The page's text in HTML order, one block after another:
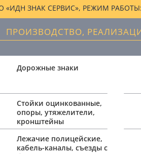
«ИДН ЗНАК СЕРВИС», РЕЖИМ РАБОТЫ:
ПРОИЗВОДСТВО,
Дорожные знаки
Стойки оцинкованные,
опоры, утяжелители,
кронштейны
Лежачие полицейские,
кабель-каналы, съезды с